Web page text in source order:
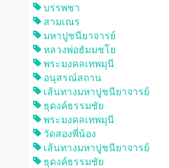
บรรพชา
สามเณร
มหาปูชนียาจารย์
หลวงพ่อธัมมชโย
พระมงคลเทพมุนี
อนุสรณ์สถาน
เส้นทางมหาปูชนียาจารย์
ธุดงค์ธรรมชัย
พระมงคลเทพมุนี
วัดสองพี่น้อง
เส้นทางมหาปูชนียาจารย์
ธุดงค์ธรรมชัย